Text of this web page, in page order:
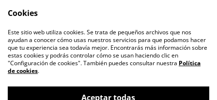
Contáctanos
Términos legales
Política de Privacidad
Política de cookies
Cookies
Este sitio web utiliza cookies. Se trata de pequeños archivos que nos
ayudan a conocer cómo usas nuestros servicios para que podamos hacer
que tu experiencia sea todavía mejor. Encontrarás más información sobre
estas cookies y podrás controlar cómo se usan haciendo clic en
"Configuración de cookies". También puedes consultar nuestra Política
de cookies.
Aceptar todas